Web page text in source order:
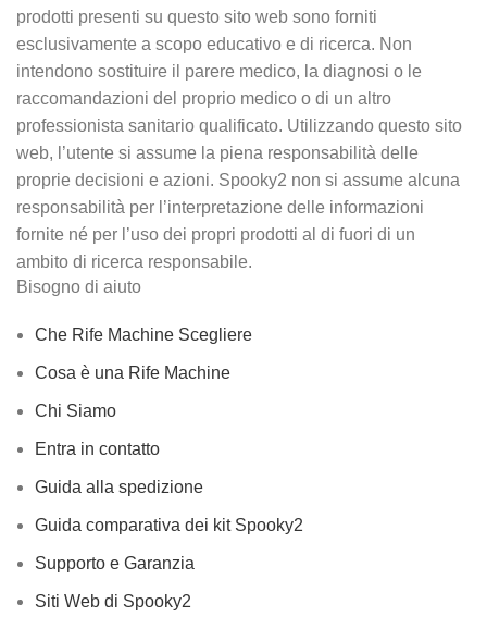
prodotti presenti su questo sito web sono forniti
esclusivamente a scopo educativo e di ricerca. Non
intendono sostituire il parere medico, la diagnosi o le
raccomandazioni del proprio medico o di un altro
professionista sanitario qualificato. Utilizzando questo sito
web, l’utente si assume la piena responsabilità delle
proprie decisioni e azioni. Spooky2 non si assume alcuna
responsabilità per l’interpretazione delle informazioni
fornite né per l’uso dei propri prodotti al di fuori di un
ambito di ricerca responsabile.
Bisogno di aiuto
Che Rife Machine Scegliere
Cosa è una Rife Machine
Chi Siamo
Entra in contatto
Guida alla spedizione
Guida comparativa dei kit Spooky2
Supporto e Garanzia
Siti Web di Spooky2